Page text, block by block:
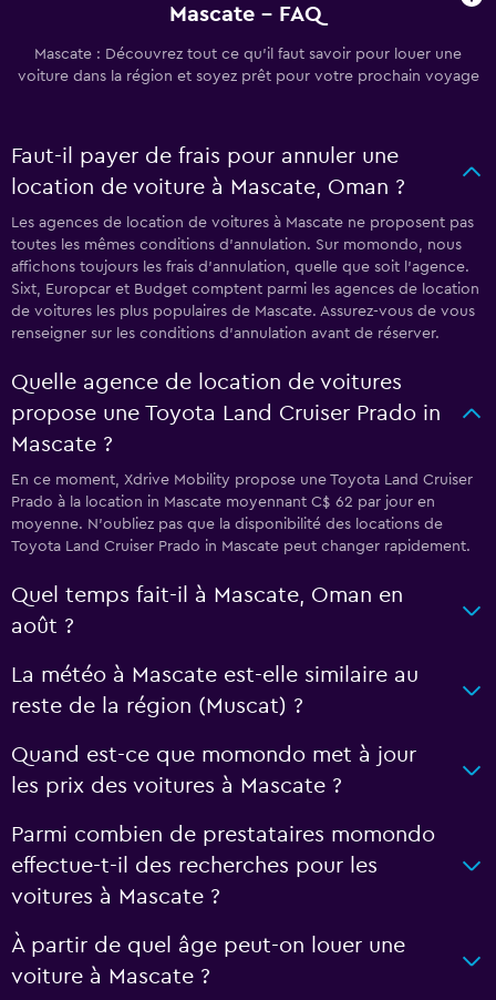
Mascate - FAQ
Mascate : Découvrez tout ce qu’il faut savoir pour louer une
voiture dans la région et soyez prêt pour votre prochain voyage
Faut-il payer de frais pour annuler une
location de voiture à Mascate, Oman ?
Les agences de location de voitures à Mascate ne proposent pas
toutes les mêmes conditions d’annulation. Sur momondo, nous
affichons toujours les frais d’annulation, quelle que soit l’agence.
Sixt, Europcar et Budget comptent parmi les agences de location
de voitures les plus populaires de Mascate. Assurez-vous de vous
renseigner sur les conditions d’annulation avant de réserver.
Quelle agence de location de voitures
propose une Toyota Land Cruiser Prado in
Mascate ?
En ce moment, Xdrive Mobility propose une Toyota Land Cruiser
Prado à la location in Mascate moyennant C$ 62 par jour en
moyenne. N'oubliez pas que la disponibilité des locations de
Toyota Land Cruiser Prado in Mascate peut changer rapidement.
Quel temps fait-il à Mascate, Oman en
août ?
La météo à Mascate est-elle similaire au
reste de la région (Muscat) ?
Quand est-ce que momondo met à jour
les prix des voitures à Mascate ?
Parmi combien de prestataires momondo
effectue-t-il des recherches pour les
voitures à Mascate ?
À partir de quel âge peut-on louer une
voiture à Mascate ?